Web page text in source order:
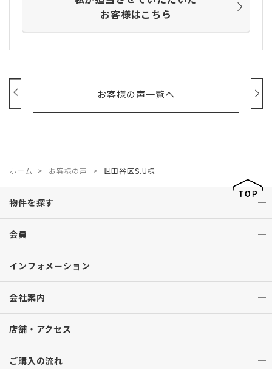
お客様はこちら
お客様の声一覧へ
ホーム お客様の声 世田谷区S.U様
物件を探す
会員
インフォメーション
会社案内
店舗・アクセス
ご購入の流れ